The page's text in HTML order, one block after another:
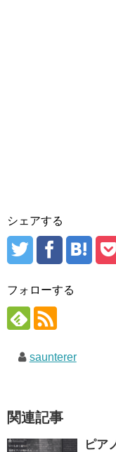
シェアする
フォローする
saunterer
関連記事
ピア